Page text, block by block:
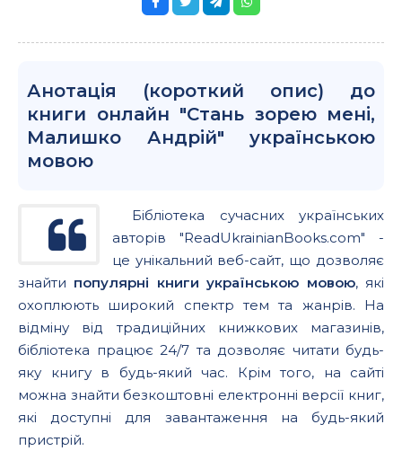
Анотація (короткий опис) до
книги онлайн "Стань зорею мені,
Малишко Андрій" українською
мовою
Бібліотека сучасних українських
авторів "ReadUkrainianBooks.com" -
це унікальний веб-сайт, що дозволяє
знайти популярні книги українською мовою, які
охоплюють широкий спектр тем та жанрів. На
відміну від традиційних книжкових магазинів,
бібліотека працює 24/7 та дозволяє читати будь-
яку книгу в будь-який час. Крім того, на сайті
можна знайти безкоштовні електронні версії книг,
які доступні для завантаження на будь-який
пристрій.